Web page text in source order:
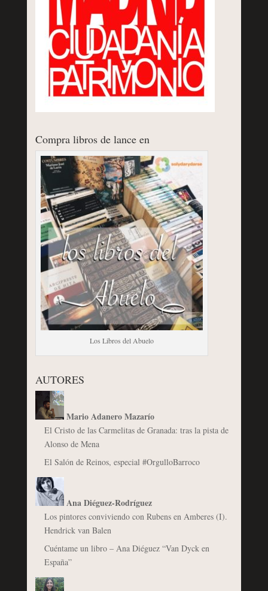
Compra libros de lance en
Los Libros del Abuelo
AUTORES
Mario Adanero Mazarío
El Cristo de las Carmelitas de Granada: tras la pista de
Alonso de Mena
El Salón de Reinos, especial #OrgulloBarroco
Ana Diéguez-Rodríguez
Los pintores conviviendo con Rubens en Amberes (I).
Hendrick van Balen
Cuéntame un libro – Ana Diéguez “Van Dyck en
España”